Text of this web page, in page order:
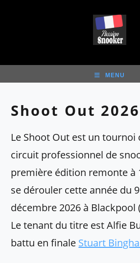
MENU
Shoot Out 2026
Le Shoot Out est un tournoi
circuit professionnel de
première édition remonte à
se dérouler cette année du
décembre 2026 à Blackpool
Le tenant du titre est Alfie
battu en finale Stuart